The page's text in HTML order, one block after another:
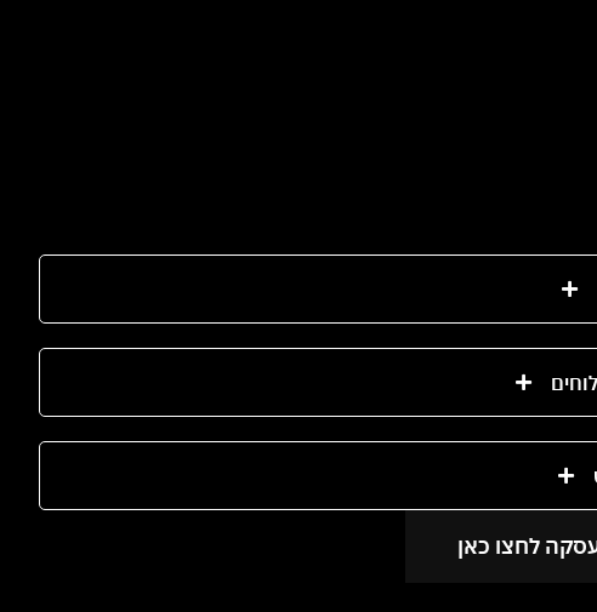
לחצו כאן